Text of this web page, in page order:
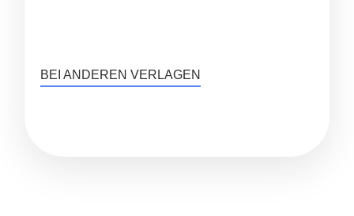
BEI ANDEREN VERLAGEN